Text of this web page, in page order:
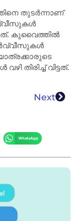
തുടർന്നാണ്
കുവൈത്തിൽ
തിരിച്ച് വിട്ടത്.
Next
WhatsApp